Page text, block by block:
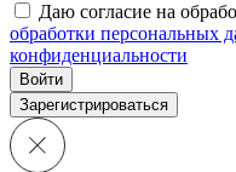
Даю согласие на
обработки персональных
конфиденциальности
Войти
Зарегистрироваться